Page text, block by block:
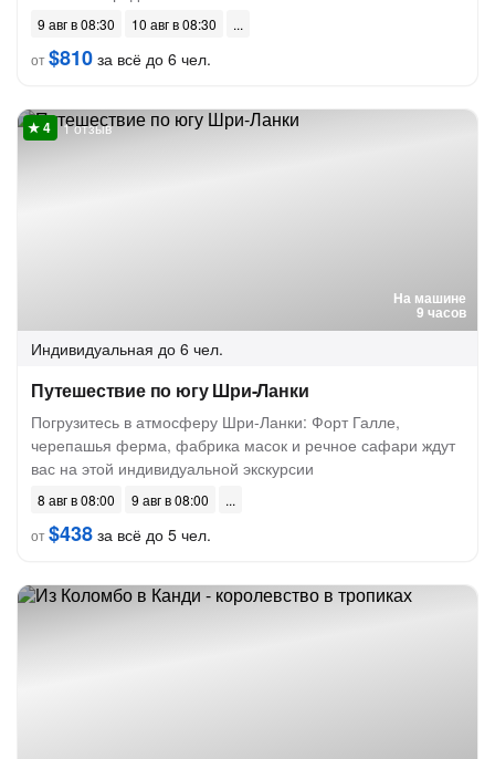
9 авг в 08:30
10 авг в 08:30
от$810 за всё до 6 чел.
На машине
9 часов
1 отзыв
Индивидуальная до 6 чел.
Путешествие по югу Шри-Ланки
Погрузитесь в атмосферу Шри-Ланки: Форт Галле,
черепашья ферма, фабрика масок и речное сафари ждут
вас на этой индивидуальной экскурсии
8 авг в 08:00
9 авг в 08:00
от$438 за всё до 5 чел.